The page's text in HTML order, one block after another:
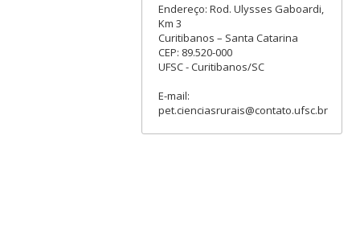
Endereço: Rod. Ulysses Gaboardi,
Km 3
Curitibanos – Santa Catarina
CEP: 89.520-000
UFSC - Curitibanos/SC
E-mail:
pet.cienciasrurais@contato.ufsc.br